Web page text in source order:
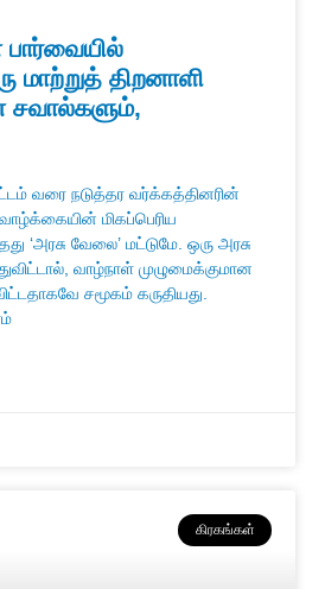
பார்வையில்
மாற்றுத் திறனாளி
சவால்களும்,
வரை நடுத்தர வர்க்கத்தினரின்
மிகப்பெரிய
‘அரசு வேலை’ மட்டுமே. ஒரு அரசு
வாழ்நாள் முழுமைக்குமான
சமூகம் கருதியது.
கிரகங்கள்